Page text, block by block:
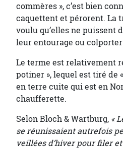
commères », c’est bien
caquettent et pérorent. La
voulu qu’elles ne puissent
leur entourage ou
Le terme est relativement
potiner », lequel est tiré de
en terre cuite qui est en
chaufferette.
Selon Bloch & Wartburg, «
se réunissaient autrefois
veillées d’hiver pour filer